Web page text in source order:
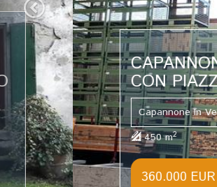
CAPANNONE
CON PIAZZALE
Capannone In Vendita
2
450 m2
360.000 EUR